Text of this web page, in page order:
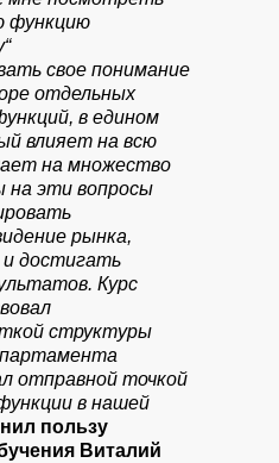
функцию
свое понимание
отдельных
в едином
влияет на всю
на множество
на эти вопросы
рынка,
и достигать
Курс
структуры
отправной точкой
в нашей
пользу
Виталий